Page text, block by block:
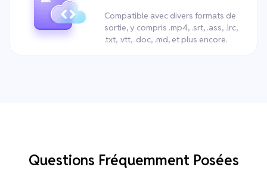
Compatible avec divers formats de
sortie, y compris .mp4, .srt, .ass, .lrc,
.txt, .vtt, .doc, .md, et plus encore.
Questions Fréquemment Posées